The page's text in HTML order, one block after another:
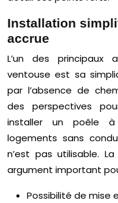
Installation
accrue
L’un des
ventouse est sa
par l’absence de
des perspectives
installer un poêle
logements sans
n’est pas utilisable.
argument important
Possibilité de mise